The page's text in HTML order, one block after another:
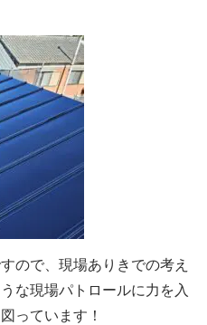
ので、現場ありきでの考え
な現場パトロールに力を入
っています！